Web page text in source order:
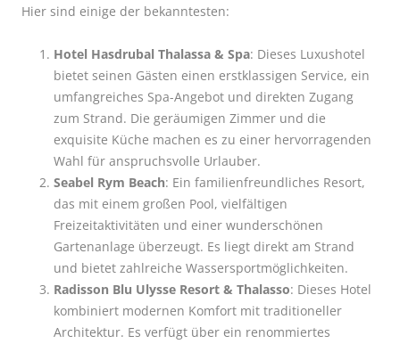
Hier sind einige der bekanntesten:
Hotel Hasdrubal Thalassa & Spa: Dieses Luxushotel
bietet seinen Gästen einen erstklassigen Service, ein
umfangreiches Spa-Angebot und direkten Zugang
zum Strand. Die geräumigen Zimmer und die
exquisite Küche machen es zu einer hervorragenden
Wahl für anspruchsvolle Urlauber.
Seabel Rym Beach: Ein familienfreundliches Resort,
das mit einem großen Pool, vielfältigen
Freizeitaktivitäten und einer wunderschönen
Gartenanlage überzeugt. Es liegt direkt am Strand
und bietet zahlreiche Wassersportmöglichkeiten.
Radisson Blu Ulysse Resort & Thalasso: Dieses Hotel
kombiniert modernen Komfort mit traditioneller
Architektur. Es verfügt über ein renommiertes